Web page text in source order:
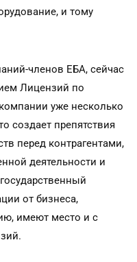
и тому
членов ЕБА, сейчас
Лицензий по
уже несколько
создает препятствия
перед контрагентами,
деятельности и
от бизнеса,
имеют место и с